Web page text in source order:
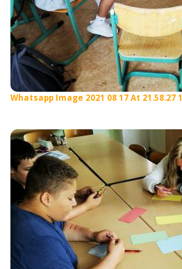
Whatsapp Image 2021 08 17 At 21.58.27 1